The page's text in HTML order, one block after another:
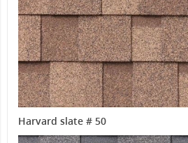
Harvard slate # 50